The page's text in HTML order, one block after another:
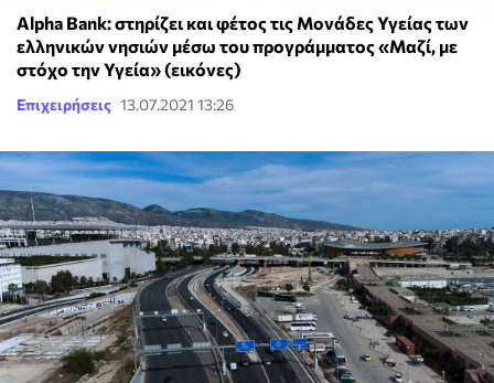
Alpha Bank: στηρίζει και φέτος τις Μονάδες Υγείας των
ελληνικών νησιών μέσω του προγράμματος «Μαζί, με
στόχο την Υγεία» (εικόνες)
Επιχειρήσεις 13.07.2021 13:26